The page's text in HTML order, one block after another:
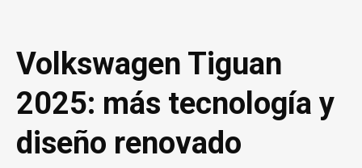
Volkswagen Tiguan
2025: más tecnología y
diseño renovado